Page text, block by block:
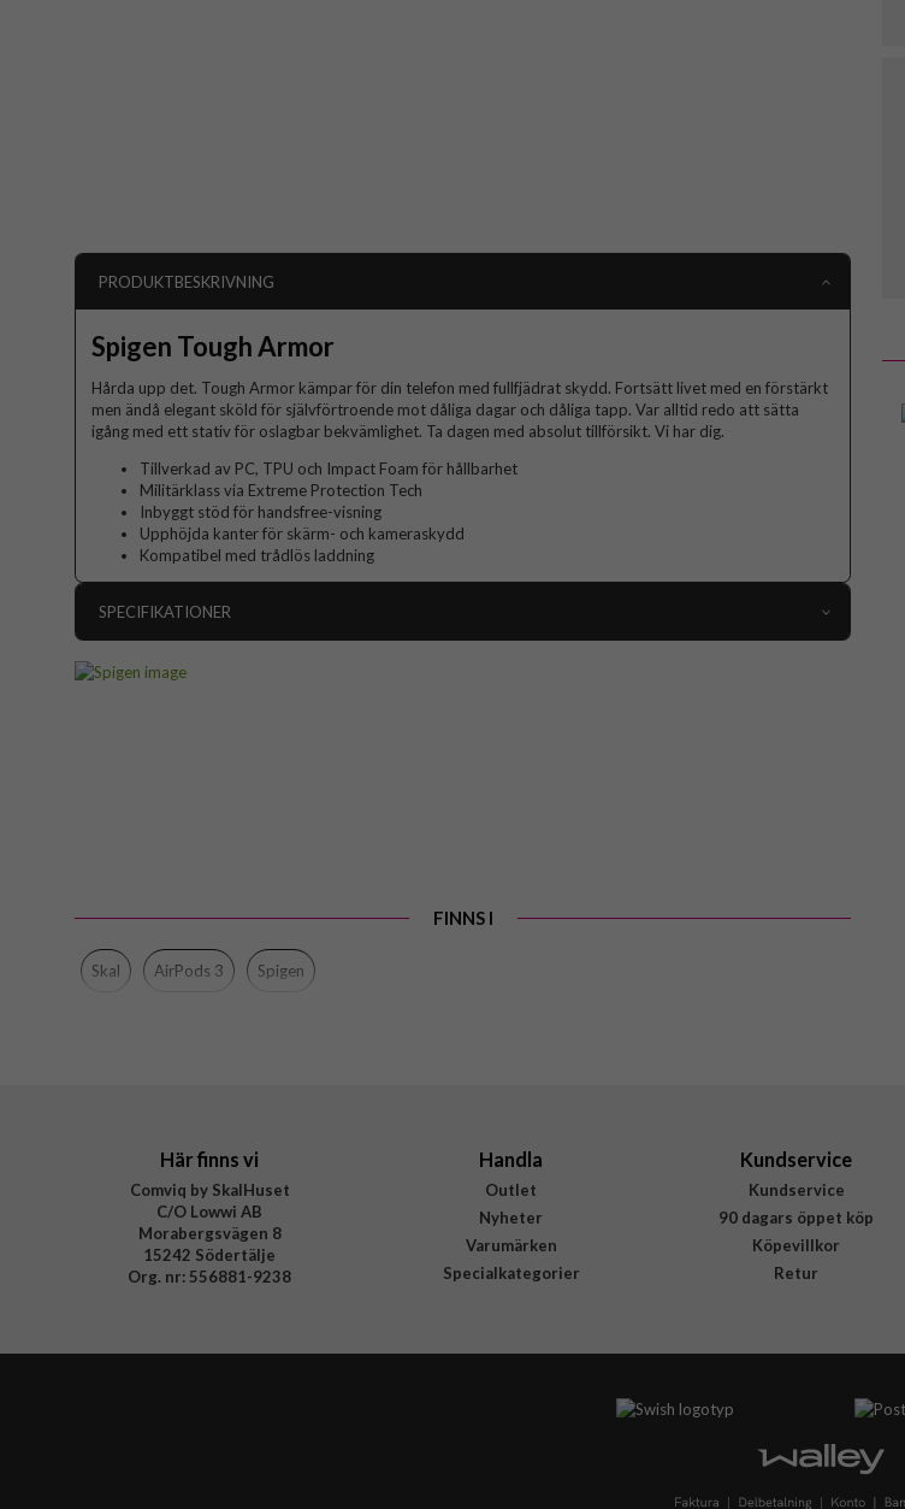
PRODUKTBESKRIVNING
Spigen Tough Armor
Hårda upp det. Tough Armor kämpar för din telefon med fullfjädrat skydd. Fortsätt livet med en förstärkt
men ändå elegant sköld för självförtroende mot dåliga dagar och dåliga tapp. Var alltid redo att sätta
igång med ett stativ för oslagbar bekvämlighet. Ta dagen med absolut tillförsikt. Vi har dig.
Tillverkad av PC, TPU och Impact Foam för hållbarhet
Militärklass via Extreme Protection Tech
Inbyggt stöd för handsfree-visning
Upphöjda kanter för skärm- och kameraskydd
Kompatibel med trådlös laddning
SPECIFIKATIONER
EAN
FINNS I
Skal AirPods 3 Spigen
Här finns vi
Comviq by SkalHuset
C/O Lowwi AB
Morabergsvägen 8
15242 Södertälje
Org. nr: 556881-9238
Handla
Outlet
Nyheter
Varumärken
Specialkategorier
Kundservice
Kundservice
90 dagars öppet köp
Köpevillkor
Retur